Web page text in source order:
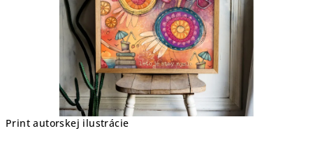
Print autorskej ilustrácie